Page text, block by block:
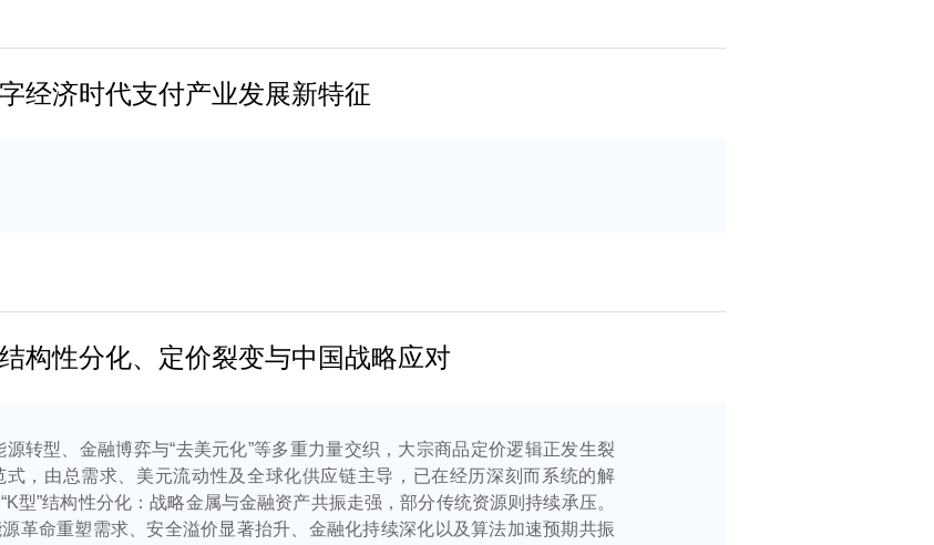
经济时代支付产业发展新特征
构性分化、定价裂变与中国战略应对
转型、金融博弈与“去美元化”等多重力量交织，大宗商品定价逻辑正发生裂
，由总需求、美元流动性及全球化供应链主导，已在经历深刻而系统的解
型”结构性分化：战略金属与金融资产共振走强，部分传统资源则持续承压。
革命重塑需求、安全溢价显著抬升、金融化持续深化以及算法加速预期共振